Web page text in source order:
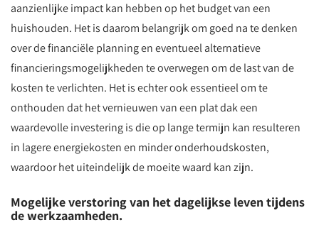
aanzienlijke impact kan hebben op het budget van een
huishouden. Het is daarom belangrijk om goed na te denken
over de financiële planning en eventueel alternatieve
financieringsmogelijkheden te overwegen om de last van de
kosten te verlichten. Het is echter ook essentieel om te
onthouden dat het vernieuwen van een plat dak een
waardevolle investering is die op lange termijn kan resulteren
in lagere energiekosten en minder onderhoudskosten,
waardoor het uiteindelijk de moeite waard kan zijn.
Mogelijke verstoring van het dagelijkse leven tijdens
de werkzaamheden.